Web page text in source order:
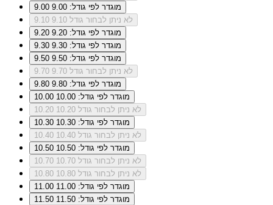
9.00
מוגדר לפי גודל: 9.00
9.10
לא ניתן לבחור גודל 9.10
9.20
מוגדר לפי גודל: 9.20
9.30
מוגדר לפי גודל: 9.30
9.50
מוגדר לפי גודל: 9.50
9.70
לא ניתן לבחור גודל 9.70
9.80
מוגדר לפי גודל: 9.80
10.00
מוגדר לפי גודל: 10.00
10.20
לא ניתן לבחור גודל 10.20
10.30
מוגדר לפי גודל: 10.30
10.40
לא ניתן לבחור גודל 10.40
10.50
מוגדר לפי גודל: 10.50
10.70
לא ניתן לבחור גודל 10.70
10.80
לא ניתן לבחור גודל 10.80
11.00
מוגדר לפי גודל: 11.00
11.50
מוגדר לפי גודל: 11.50